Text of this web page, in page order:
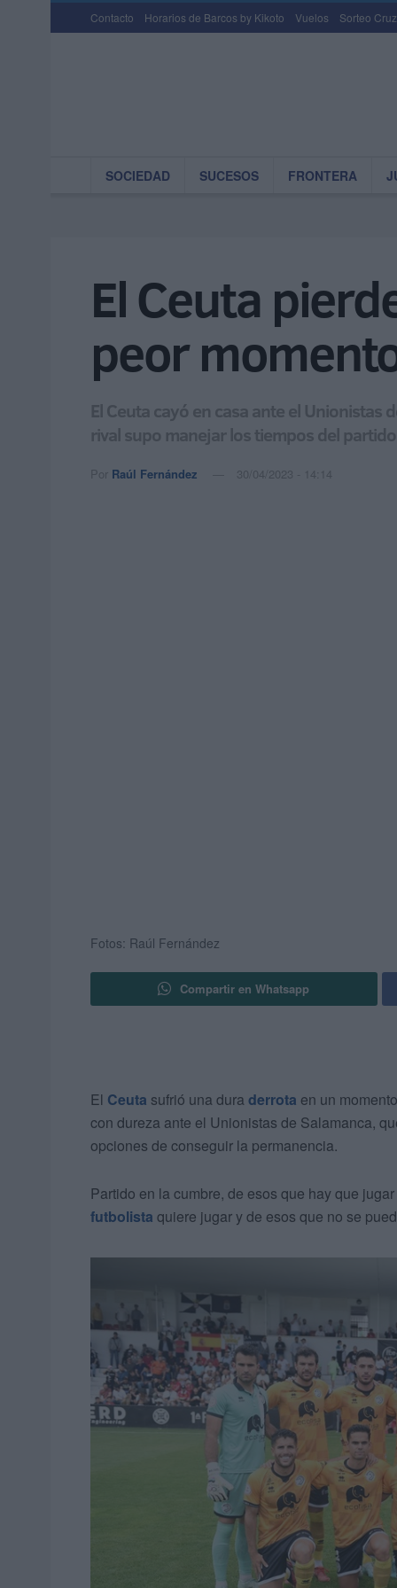
Contacto Horarios de Barcos by Kikoto Vuelos Sorteo
SOCIEDAD SUCESOS FRONTERA
El Ceuta
peor
El Ceuta cayó en casa ante el Unionistas
rival supo manejar los tiempos del partido
Por Raúl Fernández 30/04/2023 - 14:14
Fotos: Raúl Fernández
Compartir en Whatsapp
El Ceuta sufrió una dura derrota en un
con dureza ante el Unionistas de Salamanca,
opciones de conseguir la permanencia.
Partido en la cumbre, de esos que hay que
futbolista quiere jugar y de esos que no se